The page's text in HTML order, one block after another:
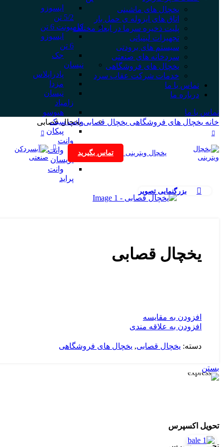
ایسوزو
5/2 تن
کامیونت 6 تن
ایسوزو
6 تن
جک
نیسان
پادراپلاس
مزدا
نیسان
زامیاد
هیوسو
وانت سبک
پیکان
وانت
وانت
آریسان
وانت
پراید
یخچال های ماشینی
اتاق های ایزوله ی حمل بار
پلیت ذخیره سرما در ابعاد مختلف
تجهیزات لبنیاتی
سیستم های برودتی
سردخانه های صنعتی
یخچال های فروشگاهی
خدمات شرکت عقاب سرد
تماس با ما
درباره ما
تماس با ما
خانه یخچال های فروشگاهی یخچال قصابییخچال قصابی
یخچال ویترینی تماس بگیرید
بزرگنمایی تصویر
یخچال قصابی
افزودن به مقایسه
افزودن به علاقه مندی
دسته: یخچال قصابی, یخچال های فروشگاهی
بستن
تحویل اکسپرس